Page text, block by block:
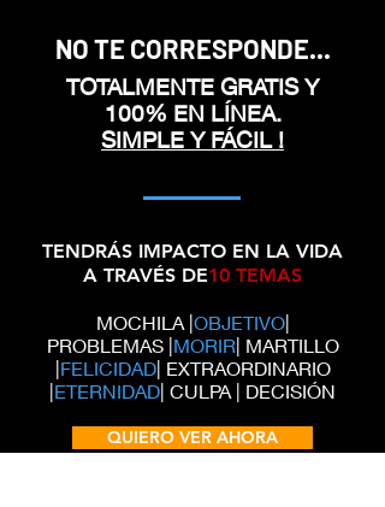
NO TE CORRESPONDE...
TOTALMENTE GRATIS Y
100% EN LÍNEA.
SIMPLE Y FÁCIL !
TENDRÁS IMPACTO EN LA VIDA
A TRAVÉS DE10 TEMAS
MOCHILA |OBJETIVO|
PROBLEMAS |MORIR| MARTILLO
|FELICIDAD| EXTRAORDINARIO
|ETERNIDAD| CULPA | DECISIÓN
QUIERO VER AHORA